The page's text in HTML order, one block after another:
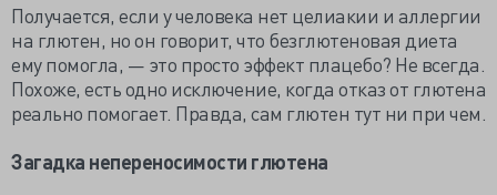
Получается, если у человека нет целиакии и аллергии
на глютен, но он говорит, что безглютеновая диета
ему помогла, — это просто эффект плацебо? Не всегда.
Похоже, есть одно исключение, когда отказ от глютена
реально помогает. Правда, сам глютен тут ни при чем.
Загадка непереносимости глютена